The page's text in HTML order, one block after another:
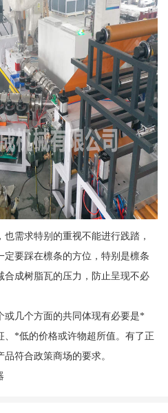
需求特别的重视不能进行践踏，
要踩在檩条的方位，特别是檩条
合成树脂瓦的压力，防止呈现不必
或几个方面的共同体现有必要是*
*低的价格或许物超所值。有了正
符合政策商场的要求。